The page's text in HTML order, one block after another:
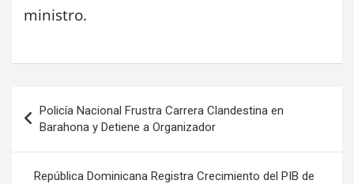
ministro.
Navegación
de
entradas
Policía Nacional Frustra Carrera Clandestina en
Barahona y Detiene a Organizador
República Dominicana Registra Crecimiento del PIB de